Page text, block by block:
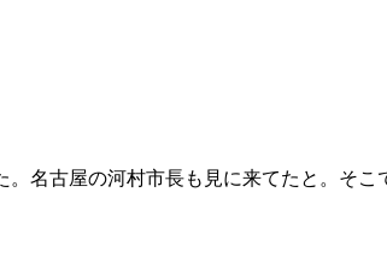
名古屋の河村市長も見に来てたと。そこ